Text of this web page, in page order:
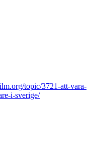
topic/3721-att-vara-
i-sverige/